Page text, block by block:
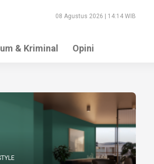
08 Agustus 2026 | 14:14 WIB
& Kriminal Opini